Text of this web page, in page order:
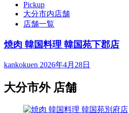
Pickup
大分市内店舗
店舗一覧
焼肉 韓国料理 韓国苑下郡店
kankokuen 2026年4月28日
大分市外 店舗